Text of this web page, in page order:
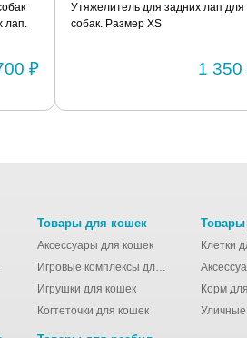
лап.
₽
Утяжелитель для задних лап для
собак. Размер XS
1 350
Товары для кошек
Аксессуары для кошек
Игровые комплексы для кошек
Игрушки для кошек
Когтеточки для кошек
Товары
Клетки
Корм